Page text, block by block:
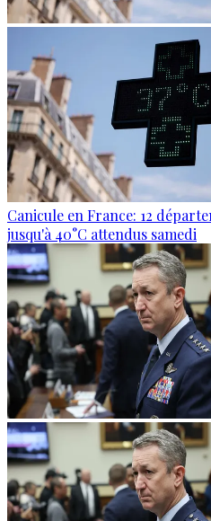
Canicule en France: 12
jusqu'à 40°C attendus samedi